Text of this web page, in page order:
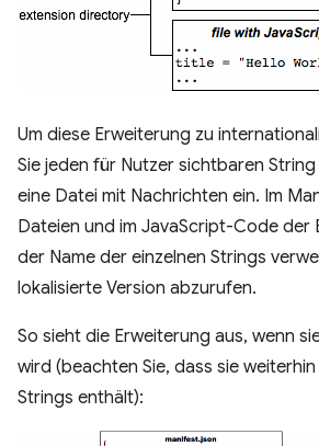
Um diese Erweiterung zu
Sie jeden für Nutzer sichtbaren
eine Datei mit Nachrichten ein. Im
Dateien und im JavaScript-Code der
der Name der einzelnen Strings
lokalisierte Version abzurufen.
So sieht die Erweiterung aus, wenn
wird (beachten Sie, dass sie
Strings enthält):